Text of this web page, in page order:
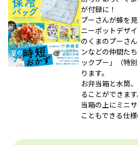
が付録に！
プーさんが蜂を
ニーポットデザ
のくまのプーさ
ンなどの仲間た
ックプー」（特
ります。
お弁当箱と水筒
ることができま
当箱の上にミニ
こともできる仕様